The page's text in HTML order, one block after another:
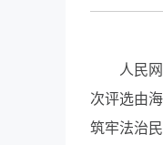
人民
次评选由
筑牢法治